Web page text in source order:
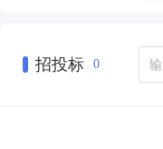
招投标 0